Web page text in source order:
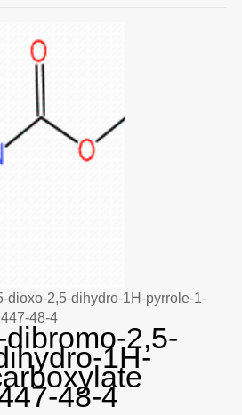
dioxo-2,5-dihydro-1H-pyrrole-1-
48-4
2,5-
1H-
48-4